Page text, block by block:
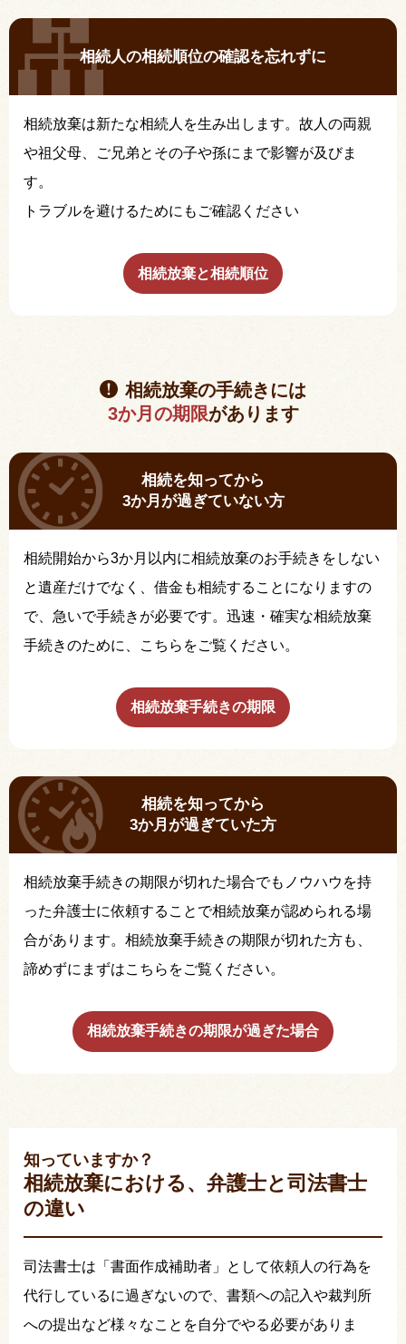
相続人の相続順位の確認を忘れずに
相続放棄は新たな相続人を生み出します。故人の両親
や祖父母、ご兄弟とその子や孫にまで影響が及びま
す。
トラブルを避けるためにもご確認ください
相続放棄と相続順位
相続放棄の手続きには
3か月の期限があります
相続を知ってから
3か月が過ぎていない方
相続開始から3か月以内に相続放棄のお手続きをしない
と遺産だけでなく、借金も相続することになりますの
で、急いで手続きが必要です。迅速・確実な相続放棄
手続きのために、こちらをご覧ください。
相続放棄手続きの期限
相続を知ってから
3か月が過ぎていた方
相続放棄手続きの期限が切れた場合でもノウハウを持
った弁護士に依頼することで相続放棄が認められる場
合があります。相続放棄手続きの期限が切れた方も、
諦めずにまずはこちらをご覧ください。
相続放棄手続きの期限が過ぎた場合
知っていますか？
相続放棄における、弁護士と司法書士
の違い
司法書士は「書面作成補助者」として依頼人の行為を
代行しているに過ぎないので、書類への記入や裁判所
への提出など様々なことを自分でやる必要がありま